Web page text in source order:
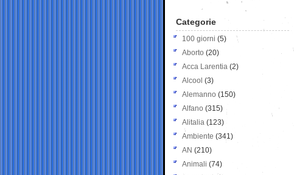
Categorie
100 giorni (5)
Aborto (20)
Acca Larentia (2)
Alcool (3)
Alemanno (150)
Alfano (315)
Alitalia (123)
Ambiente (341)
AN (210)
Animali (74)